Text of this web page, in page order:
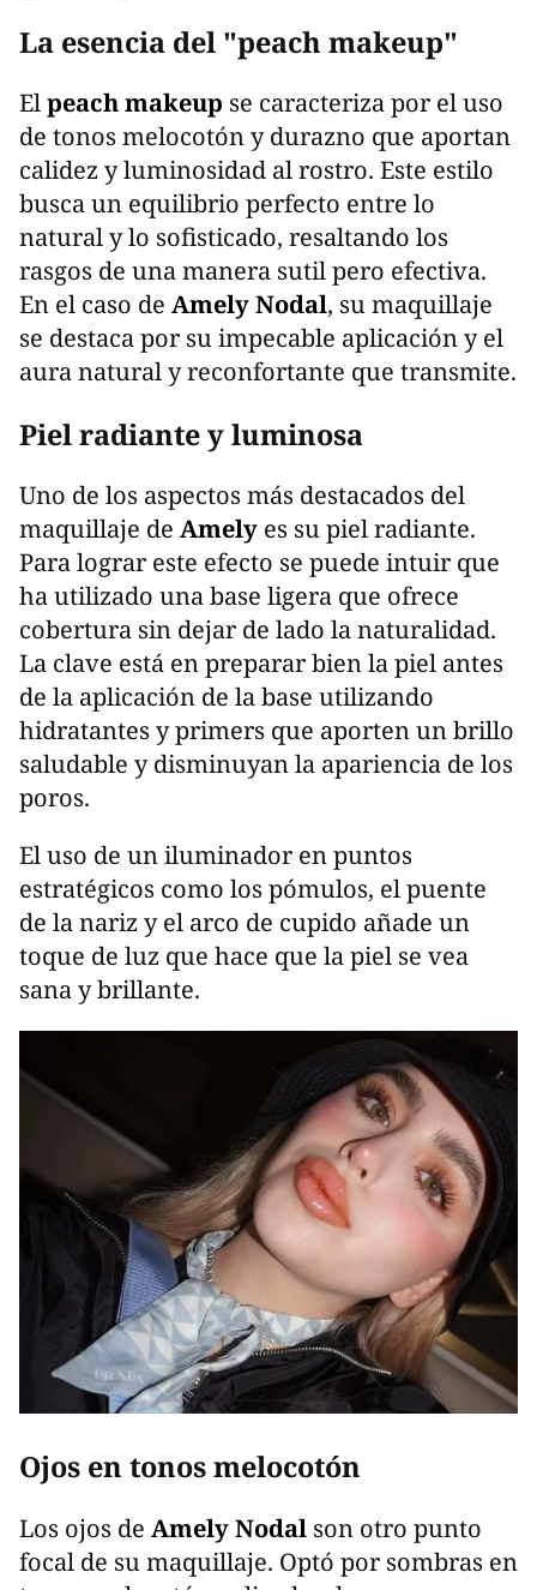
La esencia del "peach makeup"
Elpeach makeup se caracteriza por el uso
de tonos melocotón y durazno que aportan
calidez y luminosidad al rostro. Este estilo
busca un equilibrio perfecto entre lo
natural y lo sofisticado, resaltando los
rasgos de una manera sutil pero efectiva.
En el caso de Amely Nodal, su maquillaje
se destaca por su impecable aplicación y el
aura natural y reconfortante que transmite.
Piel radiante y luminosa
Uno de los aspectos más destacados del
maquillaje de Amely es su piel radiante.
Para lograr este efecto se puede intuir que
ha utilizado una base ligera que ofrece
cobertura sin dejar de lado la naturalidad.
La clave está en preparar bien la piel antes
de la aplicación de la base utilizando
hidratantes y primers que aporten un brillo
saludable y disminuyan la apariencia de los
poros.
El uso de un iluminador en puntos
estratégicos como los pómulos, el puente
de la nariz y el arco de cupido añade un
toque de luz que hace que la piel se vea
sana y brillante.
Ojos en tonos melocotón
Los ojos de Amely Nodal son otro punto
focal de su maquillaje. Optó por sombras en